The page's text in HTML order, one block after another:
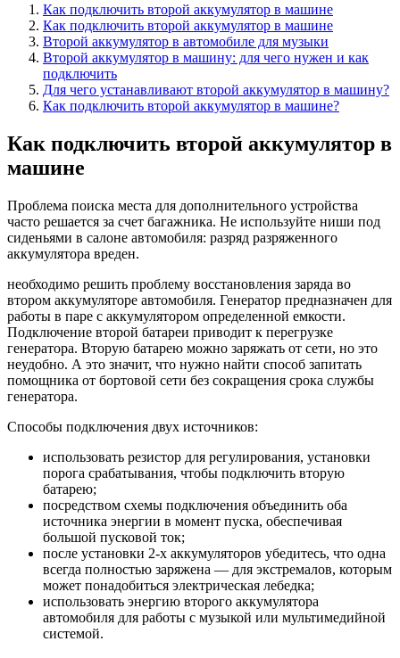
Как подключить второй аккумулятор в машине
Как подключить второй аккумулятор в машине
Второй аккумулятор в автомобиле для музыки
Второй аккумулятор в машину: для чего нужен и как
подключить
Для чего устанавливают второй аккумулятор в машину?
Как подключить второй аккумулятор в машине?
Как подключить второй аккумулятор в
машине
Проблема поиска места для дополнительного устройства
часто решается за счет багажника. Не используйте ниши под
сиденьями в салоне автомобиля: разряд разряженного
аккумулятора вреден.
необходимо решить проблему восстановления заряда во
втором аккумуляторе автомобиля. Генератор предназначен для
работы в паре с аккумулятором определенной емкости.
Подключение второй батареи приводит к перегрузке
генератора. Вторую батарею можно заряжать от сети, но это
неудобно. А это значит, что нужно найти способ запитать
помощника от бортовой сети без сокращения срока службы
генератора.
Способы подключения двух источников:
использовать резистор для регулирования, установки
порога срабатывания, чтобы подключить вторую
батарею;
посредством схемы подключения объединить оба
источника энергии в момент пуска, обеспечивая
большой пусковой ток;
после установки 2-х аккумуляторов убедитесь, что одна
всегда полностью заряжена — для экстремалов, которым
может понадобиться электрическая лебедка;
использовать энергию второго аккумулятора
автомобиля для работы с музыкой или мультимедийной
системой.